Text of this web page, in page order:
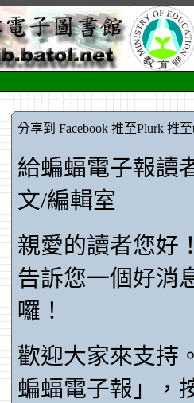
分享到 Facebook 推至Plurk 推
給蝙蝠電子報讀
文/編輯室
親愛的讀者您好
告訴您一個好消
囉！
歡迎大家來支持
蝙蝠電子報」，